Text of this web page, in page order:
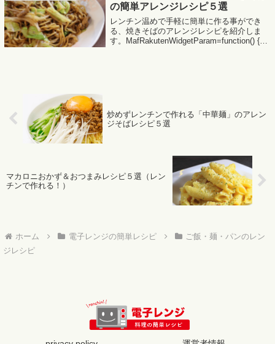
の簡単アレンジレシピ５選
レンチン温めで手軽に簡単に作る事ができ
る、焼きそばのアレンジレシピを紹介しま
す。MafRakutenWidgetParam=function() {
炒めずレンチンで作れる「中華麺」のアレン
ジそばレシピ５選
マカロニおかず＆おつまみレシピ５選（レン
チンで作れる！）
ホーム 電子レンジの簡単レシピ
ご飯・麺・パンのレン
ジレシピ